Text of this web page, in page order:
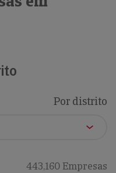
Por distrito
443,160 Empresas